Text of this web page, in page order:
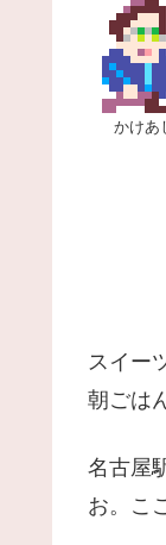
かけあ
スイー
朝ごは
名古屋
お。こ